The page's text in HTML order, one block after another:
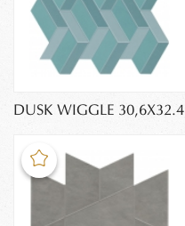
DUSK WIGGLE 30,6X32.4